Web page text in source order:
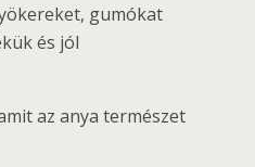
gumókat
és jól
az anya természet